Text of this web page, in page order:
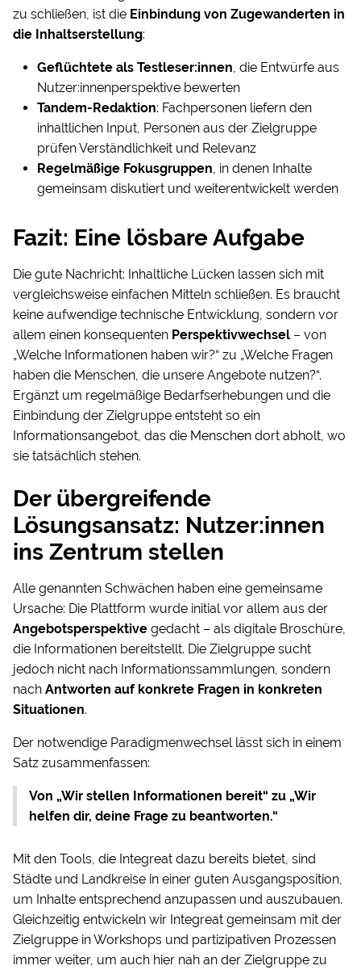
zu schließen, ist die Einbindung von Zugewanderten in
die Inhaltserstellung:
Geflüchtete als Testleser:innen, die Entwürfe aus
Nutzer:innenperspektive bewerten
Tandem-Redaktion: Fachpersonen liefern den
inhaltlichen Input, Personen aus der Zielgruppe
prüfen Verständlichkeit und Relevanz
Regelmäßige Fokusgruppen, in denen Inhalte
gemeinsam diskutiert und weiterentwickelt werden
Fazit: Eine lösbare Aufgabe
Die gute Nachricht: Inhaltliche Lücken lassen sich mit
vergleichsweise einfachen Mitteln schließen. Es braucht
keine aufwendige technische Entwicklung, sondern vor
allem einen konsequenten Perspektivwechsel – von
„Welche Informationen haben wir?“ zu „Welche Fragen
haben die Menschen, die unsere Angebote nutzen?“.
Ergänzt um regelmäßige Bedarfserhebungen und die
Einbindung der Zielgruppe entsteht so ein
Informationsangebot, das die Menschen dort abholt, wo
sie tatsächlich stehen.
Der übergreifende
Lösungsansatz: Nutzer:innen
ins Zentrum stellen
Alle genannten Schwächen haben eine gemeinsame
Ursache: Die Plattform wurde initial vor allem aus der
Angebotsperspektive gedacht – als digitale Broschüre,
die Informationen bereitstellt. Die Zielgruppe sucht
jedoch nicht nach Informationssammlungen, sondern
nach Antworten auf konkrete Fragen in konkreten
Situationen.
Der notwendige Paradigmenwechsel lässt sich in einem
Satz zusammenfassen:
Von „Wir stellen Informationen bereit“ zu „Wir
helfen dir, deine Frage zu beantworten.“
Mit den Tools, die Integreat dazu bereits bietet, sind
Städte und Landkreise in einer guten Ausgangsposition,
um Inhalte entsprechend anzupassen und auszubauen.
Gleichzeitig entwickeln wir Integreat gemeinsam mit der
Zielgruppe in Workshops und partizipativen Prozessen
immer weiter, um auch hier nah an der Zielgruppe zu